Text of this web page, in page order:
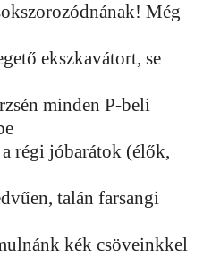
Még
ekszkavátort, se
minden P-beli
régi jóbarátok (élők,
talán farsangi
kék csöveinkkel